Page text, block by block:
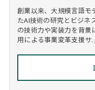
創業以来、大規模言語モ
たAI技術の研究とビジネ
の技術力や実装力を背景
用による事業変革支援サ